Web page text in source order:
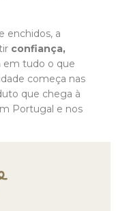
enchidos, a
confiança,
em tudo o que
começa nas
que chega à
Portugal e nos